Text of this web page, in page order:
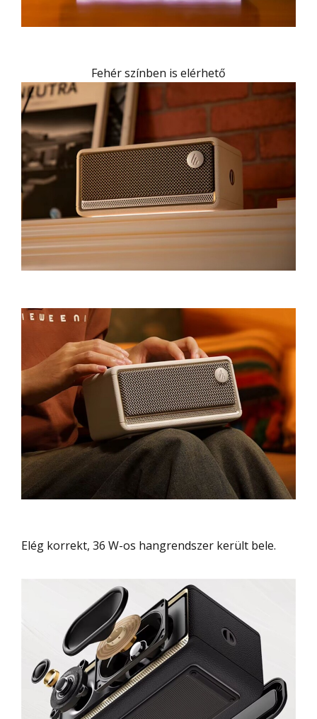
Fehér színben is elérhető
Elég korrekt, 36 W-os hangrendszer került bele.